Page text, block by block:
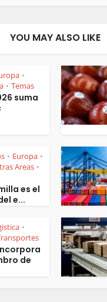
YOU MAY ALSO LIKE
•
• Temas
suma
• Europa •
Areas •
es el
e...
•
de